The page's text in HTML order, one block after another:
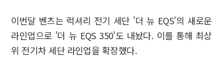
이번달 벤츠는 럭셔리 전기 세단 '더 뉴 EQS'의 새로운
라인업으로 '더 뉴 EQS 350'도 내놨다. 이를 통해 최상
위 전기차 세단 라인업을 확장했다.